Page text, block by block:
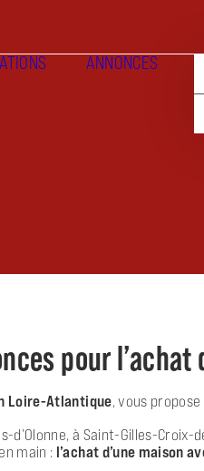
ANNONCES
pour l’achat
Loire-Atlantique, vous
à Saint-Gilles-
main : l’achat d’une maison